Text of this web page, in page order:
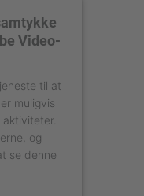
Video-
til at
muligvis
og
se denne